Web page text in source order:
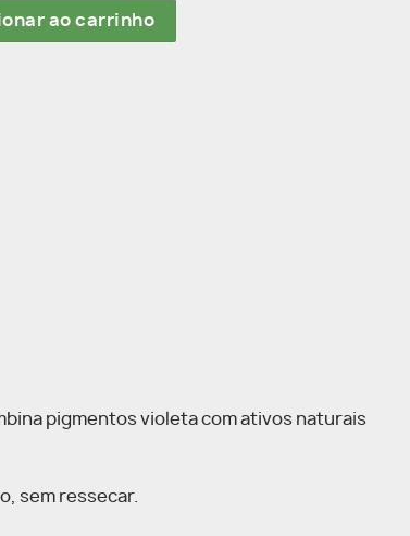
ao carrinho
pigmentos violeta com ativos naturais
sem ressecar.